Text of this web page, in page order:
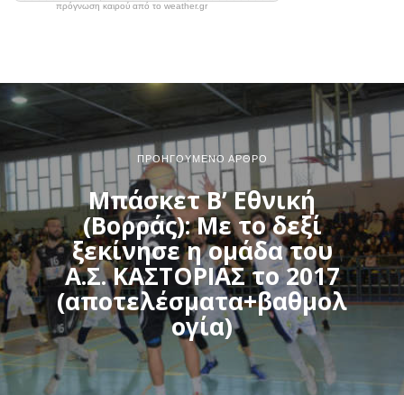
πρόγνωση καιρού από το weather.gr
ΠΡΟΗΓΟΎΜΕΝΟ ΆΡΘΡΟ
Μπάσκετ Β’ Εθνική
(Βορράς): Με το δεξί
ξεκίνησε η ομάδα του
Α.Σ. ΚΑΣΤΟΡΙΑΣ το 2017
(αποτελέσματα+βαθμολ
ογία)